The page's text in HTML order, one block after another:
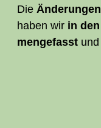
Die
haben wir in den
men­ge­fasst